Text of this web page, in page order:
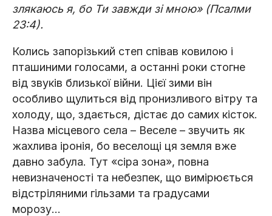
злякаюсь я, бо Ти завжди зі мною» (Псалми
23:4).
Колись запорізький степ співав ковилою і
пташиними голосами, а останні роки стогне
від звуків близької війни. Цієї зими він
особливо щулиться від пронизливого вітру та
холоду, що, здається, дістає до самих кісток.
Назва місцевого села – Веселе – звучить як
жахлива іронія, бо веселощі ця земля вже
давно забула. Тут «сіра зона», повна
невизначеності та небезпек, що вимірюється
відстріляними гільзами та градусами
морозу…